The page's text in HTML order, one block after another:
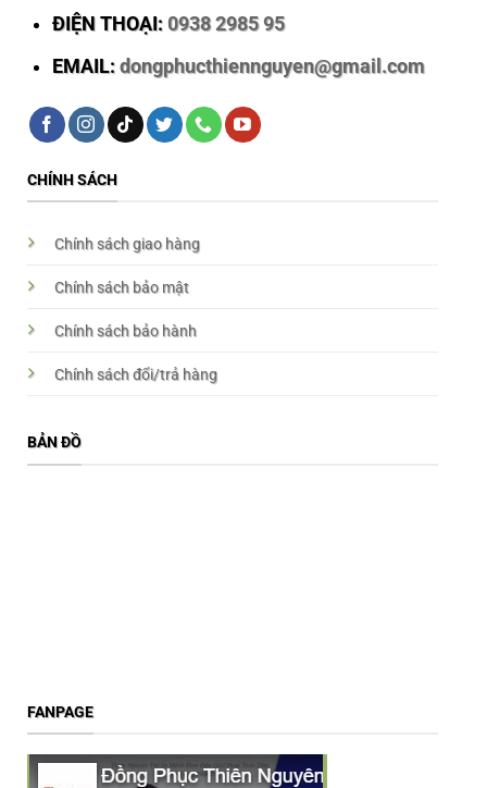
ĐIỆN THOẠI: 0938 2985 95
EMAIL: dongphucthiennguyen@gmail.com
CHÍNH SÁCH
Chính sách giao hàng
Chính sách bảo mật
Chính sách bảo hành
Chính sách đổi/trả hàng
BẢN ĐỒ
FANPAGE